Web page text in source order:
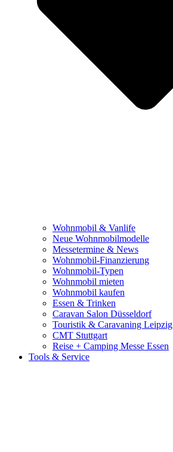
Wohnmobil & Vanlife
Neue Wohnmobilmodelle
Messetermine & News
Wohnmobil-Finanzierung
Wohnmobil-Typen
Wohnmobil mieten
Wohnmobil kaufen
Essen & Trinken
Caravan Salon Düsseldorf
Touristik & Caravaning Leipzig
CMT Stuttgart
Reise + Camping Messe Essen
Tools & Service